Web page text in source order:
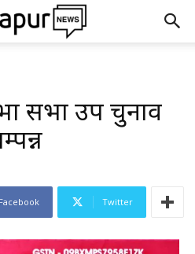
सभा उप चुनाव
Facebook Twitter